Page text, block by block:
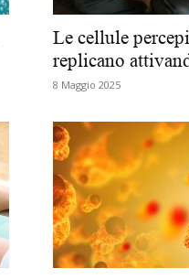
Le cellule
replicano
8 Maggio 2025